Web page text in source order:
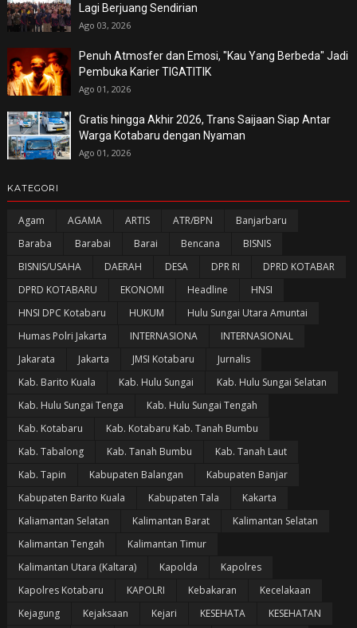
Lagi Berjuang Sendirian
Ago 03, 2026
Penuh Atmosfer dan Emosi, "Kau Yang Berbeda" Jadi
Pembuka Karier TIGATITIK
Ago 01, 2026
Gratis hingga Akhir 2026, Trans Saijaan Siap Antar
Warga Kotabaru dengan Nyaman
Ago 01, 2026
KATEGORI
Agam AGAMA ARTIS ATR/BPN
Banjarbaru
Baraba
Barabai Barai Bencana
BISNIS
BISNIS/USAHA
DAERAH DESA DPR RI
DPRD KOTABAR
DPRD KOTABARU
EKONOMI Headline
HNSI
HNSI DPC Kotabaru
HUKUM
Hulu Sungai Utara Amuntai
Humas Polri Jakarta
INTERNASIONA
INTERNASIONAL
Jakarata
Jakarta JMSI Kotabaru
Jurnalis
Kab. Barito Kuala
Kab. Hulu Sungai
Kab. Hulu Sungai Selatan
Kab. Hulu Sungai Tenga
Kab. Hulu Sungai Tengah
Kab. Kotabaru
Kab. Kotabaru Kab. Tanah Bumbu
Kab. Tabalong
Kab. Tanah Bumbu
Kab. Tanah Laut
Kab. Tapin
Kabupaten Balangan
Kabupaten Banjar
Kabupaten Barito Kuala
Kabupaten Tala
Kakarta
Kaliamantan Selatan
Kalimantan Barat
Kalimantan Selatan
Kalimantan Tengah
Kalimantan Timur
Kalimantan Utara (Kaltara)
Kapolda
Kapolres
Kapolres Kotabaru
KAPOLRI Kebakaran
Kecelakaan
Kejagung
Kejaksaan Kejari KESEHATA
KESEHATAN